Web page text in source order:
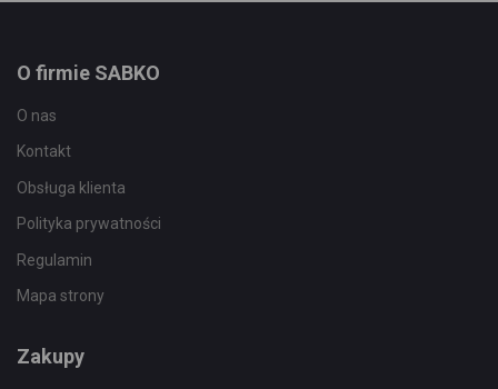
O firmie SABKO
O nas
Kontakt
Obsługa klienta
Polityka prywatności
Regulamin
Mapa strony
Zakupy